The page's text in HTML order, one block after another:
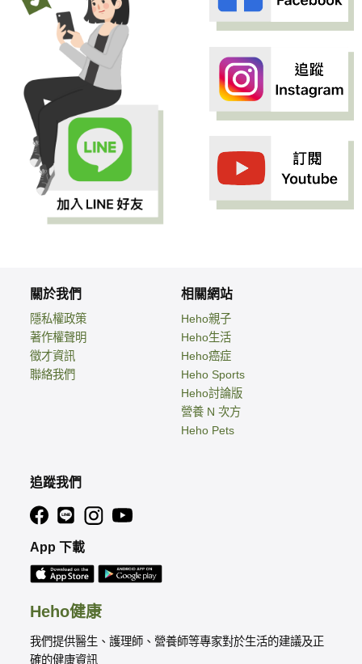
Heho健康
我們提供醫生、護理師、營養師等專家對於生活的建議及正
確的健康資訊
關於我們
隱私權政策
著作權聲明
徵才資訊
聯絡我們
相關網站
Heho親子
Heho生活
Heho癌症
Heho Sports
Heho討論版
營養 N 次方
Heho Pets
追蹤我們
App 下載